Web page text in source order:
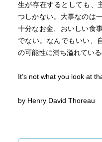
生が存在するとしても、
つしかない。大事なのは
十分なお金、おいしい食
でない。なんでもいい、
の可能性に満ち溢れている
It’s not what you look at
by Henry David Thoreau